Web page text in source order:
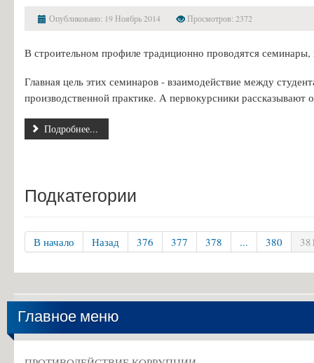
Опубликовано: 19 Ноябрь 2014 Просмотров: 2372
В строительном профиле традиционно проводятся
Главная цель этих семинаров - взаимодействие между
производственной практике. А первокурсники рассказывают
Подробнее...
Подкатегории
В начало Назад 376 377 378 ... 380
Главное меню